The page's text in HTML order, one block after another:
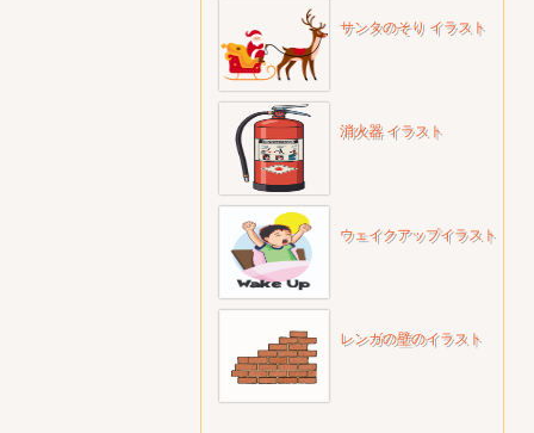
サンタのそり イラスト
消火器 イラスト
ウェイクアップイラスト
レンガの壁のイラスト